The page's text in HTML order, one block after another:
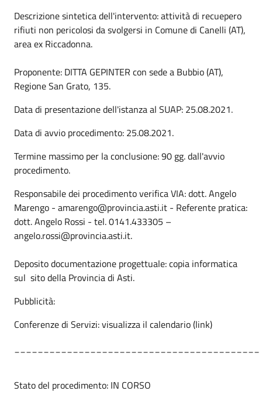
Descrizione sintetica dell'intervento: attività di recuepero
rifiuti non pericolosi da svolgersi in Comune di Canelli (AT),
area ex Riccadonna.
Proponente: DITTA GEPINTER con sede a Bubbio (AT),
Regione San Grato, 135.
Data di presentazione dell'istanza al SUAP: 25.08.2021.
Data di avvio procedimento: 25.08.2021.
Termine massimo per la conclusione: 90 gg. dall'avvio
procedimento.
Responsabile dei procedimento verifica VIA: dott. Angelo
Marengo - amarengo@provincia.asti.it - Referente pratica:
dott. Angelo Rossi - tel. 0141.433305 –
angelo.rossi@provincia.asti.it.
Deposito documentazione progettuale: copia informatica
sul sito della Provincia di Asti.
Pubblicità:
Conferenze di Servizi: visualizza il calendario (link)
Stato del procedimento: IN CORSO